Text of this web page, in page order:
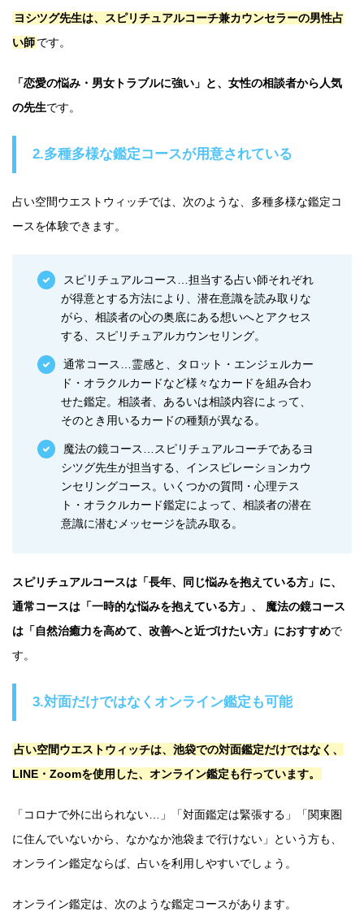
ヨシツグ先生は、スピリチュアルコーチ兼カウンセラーの男性占
い師です。
「恋愛の悩み・男女トラブルに強い」と、女性の相談者から人気
の先生です。
2.多種多様な鑑定コースが用意されている
占い空間ウエストウィッチでは、次のような、多種多様な鑑定コ
ースを体験できます。
スピリチュアルコース…担当する占い師それぞれ
が得意とする方法により、潜在意識を読み取りな
がら、相談者の心の奥底にある想いへとアクセス
する、スピリチュアルカウンセリング。
通常コース…霊感と、タロット・エンジェルカー
ド・オラクルカードなど様々なカードを組み合わ
せた鑑定。相談者、あるいは相談内容によって、
そのとき用いるカードの種類が異なる。
魔法の鏡コース…スピリチュアルコーチであるヨ
シツグ先生が担当する、インスピレーションカウ
ンセリングコース。いくつかの質問・心理テス
ト・オラクルカード鑑定によって、相談者の潜在
意識に潜むメッセージを読み取る。
スピリチュアルコースは「長年、同じ悩みを抱えている方」に、
通常コースは「一時的な悩みを抱えている方」、 魔法の鏡コース
は「自然治癒力を高めて、改善へと近づけたい方」におすすめで
す。
3.対面だけではなくオンライン鑑定も可能
占い空間ウエストウィッチは、池袋での対面鑑定だけではなく、
LINE・Zoomを使用した、オンライン鑑定も行っています。
「コロナで外に出られない…」「対面鑑定は緊張する」「関東圏
に住んでいないから、なかなか池袋まで行けない」という方も、
オンライン鑑定ならば、占いを利用しやすいでしょう。
オンライン鑑定は、次のような鑑定コースがあります。